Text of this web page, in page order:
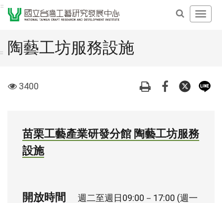
跳
要
內
:::
開
單
::: 陶藝工坊服務設施
visit
3400
苗栗工藝產業研發分館 陶藝工坊服務
設施
開放時間
週二至週日09:00－17:00 (週一